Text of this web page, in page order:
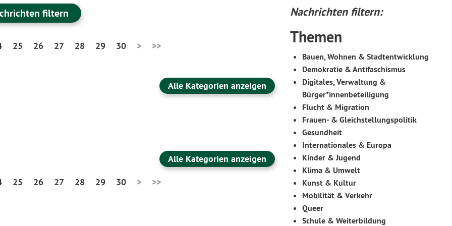
filtern
25 26 27 28 29 30 > >>
Alle Kategorien anzeigen
Alle Kategorien anzeigen
25 26 27 28 29 30 > >>
Nachrichten filtern:
Themen
Bauen, Wohnen & Stadtentwicklung
Demokratie & Antifaschismus
Digitales, Verwaltung &
Bürger*innenbeteiligung
Flucht & Migration
Frauen- & Gleichstellungspolitik
Gesundheit
Internationales & Europa
Kinder & Jugend
Klima & Umwelt
Kunst & Kultur
Mobilität & Verkehr
Queer
Schule & Weiterbildung